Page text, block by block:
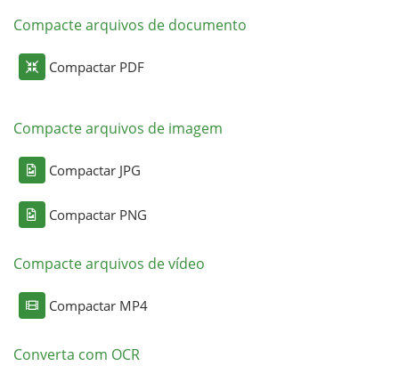
Compacte arquivos de documento
Compactar PDF
Compacte arquivos de imagem
Compactar JPG
Compactar PNG
Compacte arquivos de vídeo
Compactar MP4
Converta com OCR